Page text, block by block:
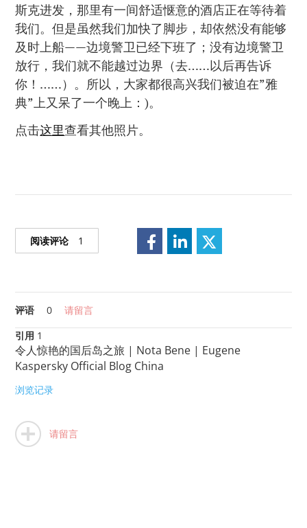
斯克进发，那里有一间舒适惬意的酒店正在等待着
我们。但是虽然我们加快了脚步，却依然没有能够
及时上船——边境警卫已经下班了；没有边境警卫
放行，我们就不能越过边界（去……以后再告诉
你！……）。所以，大家都很高兴我们被迫在”雅
典”上又呆了一个晚上：)。
点击这里查看其他照片。
阅读评论 1
评语 0
请留言
引用 1
令人惊艳的国后岛之旅 | Nota Bene | Eugene
Kaspersky Official Blog China
浏览记录
请留言